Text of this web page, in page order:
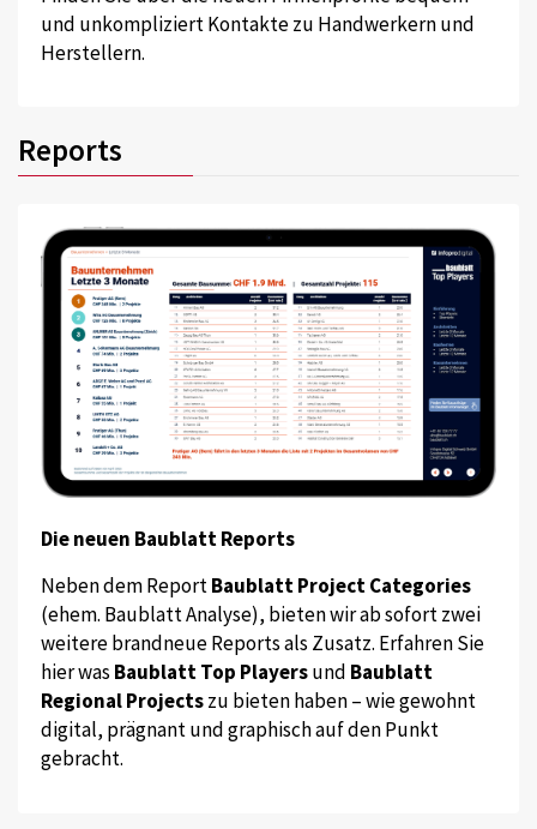
und unkompliziert Kontakte zu Handwerkern und
Herstellern.
Reports
Die neuen Baublatt Reports
Neben dem ReportBaublatt Project Categories
(ehem. Baublatt Analyse), bieten wir ab sofort zwei
weitere brandneue Reports als Zusatz. Erfahren Sie
hier was Baublatt Top Playersund Baublatt
Regional Projectszu bieten haben – wie gewohnt
digital, prägnant und graphisch auf den Punkt
gebracht.